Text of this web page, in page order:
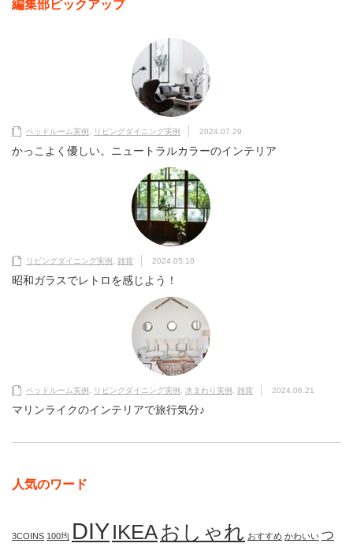
編集部ピックアップ
ベッドルーム実例 , リビングダイニング実例 2024.07.29
かっこよく優しい。ニュートラルカラーのインテリア
リビングダイニング実例 , 雑貨 2024.05.10
昭和ガラスでレトロを感じよう！
ベッドルーム実例 , リビングダイニング実例 , 水まわり実例 , 雑貨 2024.06.21
マリンライクのインテリアで旅行気分♪
人気のワード
3COINS 100均 DIYIKEAおしゃれ おすすめ かわいい つ